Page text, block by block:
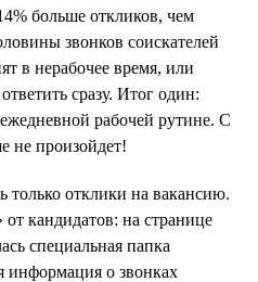
больше откликов, чем
звонков соискателей
в нерабочее время, или
сразу. Итог один:
рабочей рутине. С
не произойдет!
только отклики на вакансию.
кандидатов: на странице
специальная папка
информация о звонках